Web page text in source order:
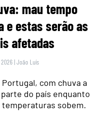
mau tempo
e estas serão as
afetadas
|João Luís
com chuva a
do país enquanto
temperaturas sobem.